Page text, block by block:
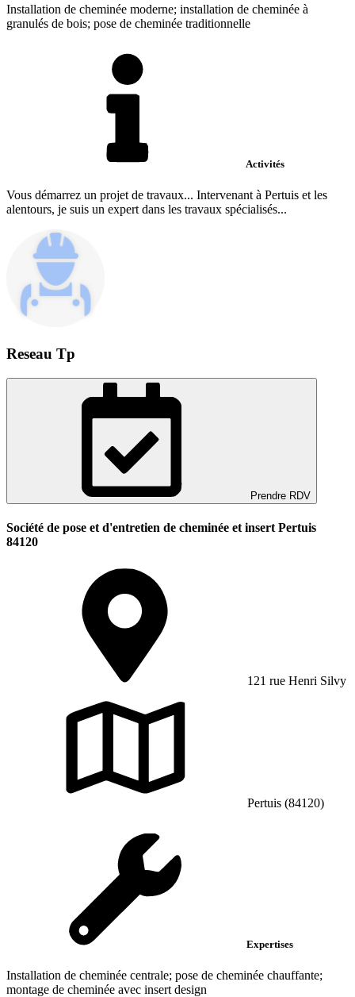
Installation de cheminée moderne; installation de cheminée à
granulés de bois; pose de cheminée traditionnelle
Activités
Vous démarrez un projet de travaux... Intervenant à Pertuis et les
alentours, je suis un expert dans les travaux spécialisés...
Reseau Tp
Prendre RDV
Société de pose et d'entretien de cheminée et insert Pertuis
84120
121 rue Henri Silvy
Pertuis (84120)
Expertises
Installation de cheminée centrale; pose de cheminée chauffante;
montage de cheminée avec insert design